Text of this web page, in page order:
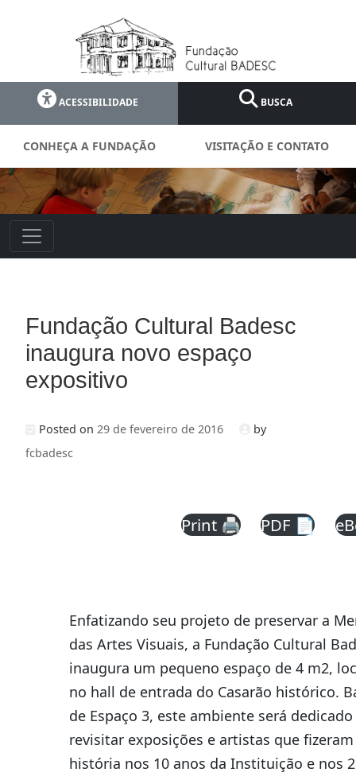
ACESSIBILIDADE BUSCA
CONHEÇA A FUNDAÇÃO VISITAÇÃO E CONTATO
Fundação Cultural Badesc
inaugura novo espaço
expositivo
Posted on 29 de fevereiro de 2016
by
fcbadesc
Print 🖨 PDF 📄
Enfatizando seu projeto de preservar a
das Artes Visuais, a Fundação Cultural
inaugura um pequeno espaço de 4 m2,
no hall de entrada do Casarão histórico.
de Espaço 3, este ambiente será dedicado
revisitar exposições e artistas que fizeram
história nos 10 anos da Instituição e nos